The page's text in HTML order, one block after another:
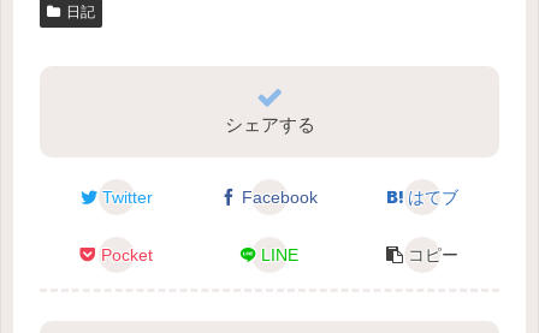
日記
シェアする
Twitter Facebook はてブ
Pocket LINE コピー